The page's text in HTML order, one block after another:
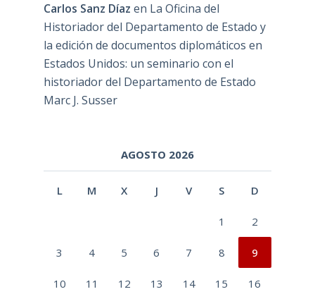
Carlos Sanz Díaz en La Oficina del
Historiador del Departamento de Estado y
la edición de documentos diplomáticos en
Estados Unidos: un seminario con el
historiador del Departamento de Estado
Marc J. Susser
AGOSTO 2026
L M X J V S D
1 2
3 4 5 6 7 8 9
10 11 12 13 14 15 16